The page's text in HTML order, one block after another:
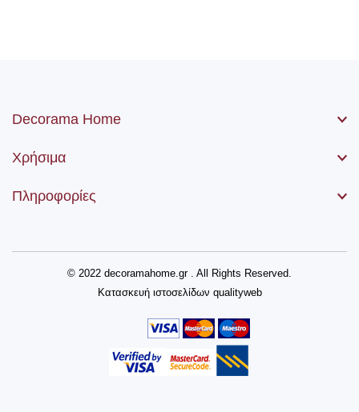
Decorama Home
Χρήσιμα
Πληροφορίες
© 2022 decoramahome.gr . All Rights Reserved.
Κατασκευή ιστοσελίδων qualityweb